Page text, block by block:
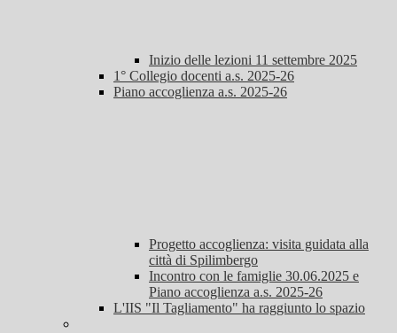
Inizio delle lezioni 11 settembre 2025
1° Collegio docenti a.s. 2025-26
Piano accoglienza a.s. 2025-26
Progetto accoglienza: visita guidata alla
città di Spilimbergo
Incontro con le famiglie 30.06.2025 e
Piano accoglienza a.s. 2025-26
L'IIS "Il Tagliamento" ha raggiunto lo spazio